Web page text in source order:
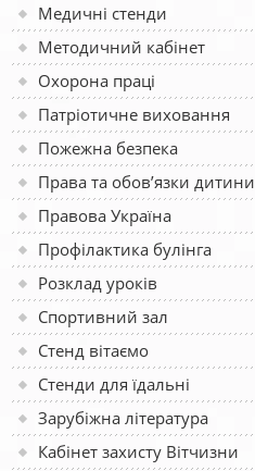
Медичні стенди
Методичний кабінет
Охорона праці
Патріотичне виховання
Пожежна безпека
Права та обов’язки дитини
Правова Україна
Профілактика булінга
Розклад уроків
Спортивний зал
Стенд вітаємо
Стенди для їдальні
Зарубіжна література
Кабінет захисту Вітчизни